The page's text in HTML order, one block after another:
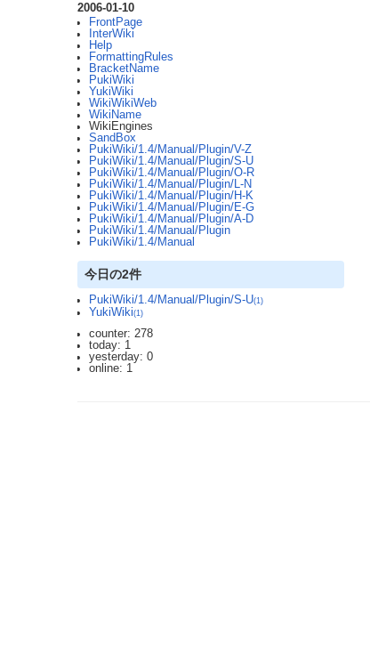
2006-01-10
FrontPage
InterWiki
Help
FormattingRules
BracketName
PukiWiki
YukiWiki
WikiWikiWeb
WikiName
WikiEngines
SandBox
PukiWiki/1.4/Manual/Plugin/V-Z
PukiWiki/1.4/Manual/Plugin/S-U
PukiWiki/1.4/Manual/Plugin/O-R
PukiWiki/1.4/Manual/Plugin/L-N
PukiWiki/1.4/Manual/Plugin/H-K
PukiWiki/1.4/Manual/Plugin/E-G
PukiWiki/1.4/Manual/Plugin/A-D
PukiWiki/1.4/Manual/Plugin
PukiWiki/1.4/Manual
今日の2件
PukiWiki/1.4/Manual/Plugin/S-U(1)
YukiWiki(1)
counter: 278
today: 1
yesterday: 0
online: 1